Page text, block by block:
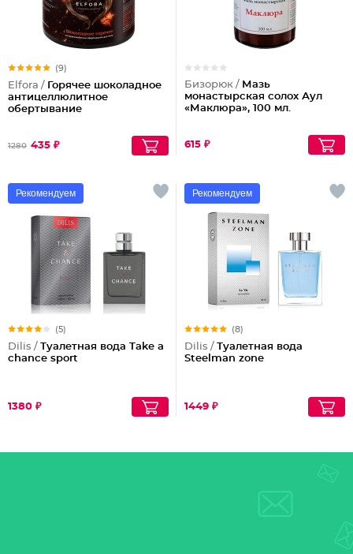
(9)
Elfora / Горячее шоколадное
антицеллюлитное
обертывание
1280 435 ₽
Бизорюк / Мазь
монастырская солох Аул
«Маклюра», 100 мл.
615 ₽
Рекомендуем
(5)
Dilis / Туалетная вода Take a
chance sport
1380 ₽
Рекомендуем
(8)
Dilis / Туалетная вода
Steelman zone
1449 ₽